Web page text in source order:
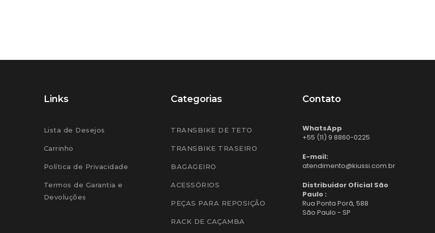
Links
Lista de Desejos
Carrinho
Política de Privacidade
Termos de Garantia e
Devoluções
Categorias
TRANSBIKE DE TETO
TRANSBIKE TRASEIRO
BAGAGEIRO
ACESSÓRIOS
PEÇAS PARA REPOSIÇÃO
RACK DE CAÇAMBA
Contato
WhatsApp
+55 (11) 9 8860-0225
E-mail:
atendimento@kiussi.com.br
Distribuidor Oficial São
Paulo :
Rua Ponta Porã, 588
São Paulo - SP